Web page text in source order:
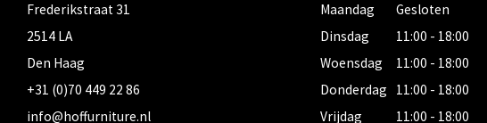
Frederikstraat 31
2514 LA
Den Haag
+31 (0)70 449 22 86
info@hoffurniture.nl
Maandag
Dinsdag
Woensdag
Donderdag
Vrijdag
Gesloten
11:00 - 18:00
11:00 - 18:00
11:00 - 18:00
11:00 - 18:00